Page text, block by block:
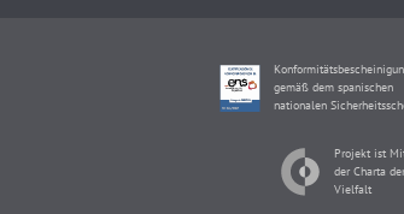
gemäß dem spanischen
nationalen
Projekt ist
der Charta der
Vielfalt